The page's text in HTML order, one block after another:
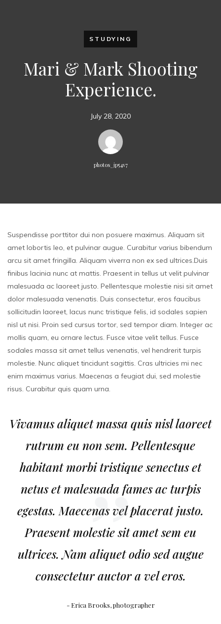
STUDYING
Mari & Mark Shooting
Experience.
July 28, 2020
photos_jp54v7
Suspendisse porttitor dui non posuere maximus. Aliquam sit
amet lobortis leo, et pulvinar augue. Curabitur varius bibendum
arcu sit amet fringilla. Aliquam viverra non ex sed ultrices.Duis
finibus lacinia nunc at mattis. Praesent in tellus ut velit pulvinar
malesuada ac laoreet justo. Pellentesque molestie nisi sit amet
dolor malesuada venenatis. Duis consectetur, eros faucibus
sollicitudin laoreet, lacus nunc tristique felis, id sodales sapien
nisl ut nisi. Proin sed cursus tortor, sed tempor diam. Integer ac
mollis quam, eu ornare lectus. Fusce vitae velit tellus. Fusce
sodales massa sit amet tellus venenatis, vel hendrerit turpis
molestie. Nunc aliquet tincidunt sagittis. Cras ultricies mi nec
enim maximus varius. Maecenas a feugiat dui, sed molestie
risus. Curabitur quis quam urna.
Vivamus aliquet massa quis nisl laoreet
rutrum eu non sem. Pellentesque
habitant morbi tristique senectus et
netus et malesuada fames ac turpis
egestas. Maecenas vel placerat justo.
Praesent molestie sit amet sem eu
ultrices. Nam aliquet odio sed augue
consectetur auctor a vel eros.
Erica Brooks, photographer